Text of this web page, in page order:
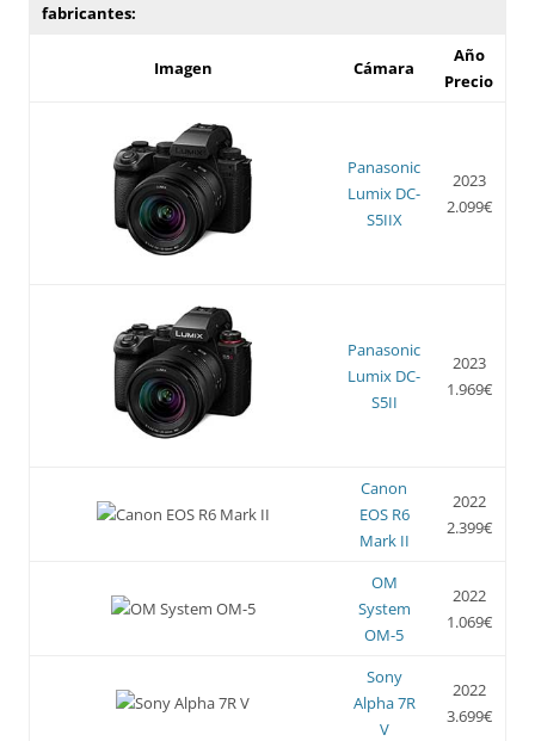
fabricantes:
Imagen Cámara
Año
Precio
Panasonic
Lumix DC-
S5IIX
2023
2.099€
Panasonic
Lumix DC-
S5II
2023
1.969€
Canon
EOS R6
Mark II
2022
2.399€
OM
System
OM-5
2022
1.069€
Sony
Alpha 7R
V
2022
3.699€